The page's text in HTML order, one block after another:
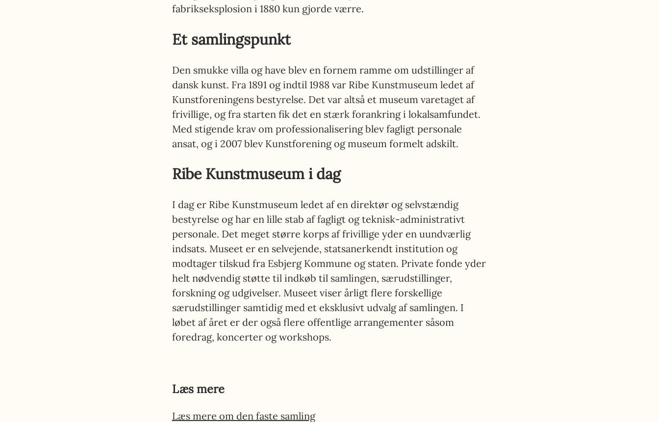
fabrikseksplosion i 1880 kun gjorde værre.
Et samlingspunkt
Den smukke villa og have blev en fornem ramme om udstillinger af
dansk kunst. Fra 1891 og indtil 1988 var Ribe Kunstmuseum ledet af
Kunstforeningens bestyrelse. Det var altså et museum varetaget af
frivillige, og fra starten fik det en stærk forankring i lokalsamfundet.
Med stigende krav om professionalisering blev fagligt personale
ansat, og i 2007 blev Kunstforening og museum formelt adskilt.
Ribe Kunstmuseum i dag
I dag er Ribe Kunstmuseum ledet afen direktør og selvstændig
bestyrelse og har en lille stab af fagligt og teknisk-administrativt
personale. Det meget større korps af frivillige yder en uundværlig
indsats. Museet er en selvejende, statsanerkendt institution og
modtager tilskud fra Esbjerg Kommune og staten. Private fonde yder
helt nødvendig støtte til indkøb til samlingen, særudstillinger,
forskning og udgivelser. Museet viser årligt flere forskellige
særudstillinger samtidig med et eksklusivt udvalg af samlingen. I
løbet af året er der også flere offentlige arrangementer såsom
foredrag, koncerter og workshops.
Læs mere
Læs mere om den faste samling